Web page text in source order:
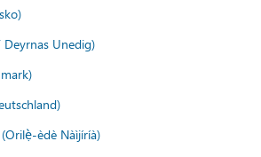
Deyrnas Unedig)
(Orilẹ̀-èdè Nàìjíríà)